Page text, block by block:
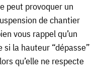
peut provoquer un
de chantier
vous rappel qu’un
la hauteur “dépasse”
qu’elle ne respecte